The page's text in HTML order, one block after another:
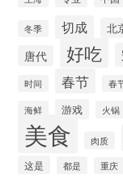
冬季 切成 北
唐代
好吃
时间 春节 春
海鲜 游戏 火锅
美食 肉质
这是 都是 重庆